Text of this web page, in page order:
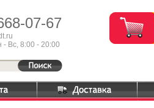
07-67
Вс, 8:00 - 20:00